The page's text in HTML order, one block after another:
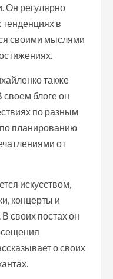
Он регулярно
тенденциях в
своими мыслями
также
своем блоге он
по разным
планированию
от
искусством,
концерты и
своих постах он
о своих